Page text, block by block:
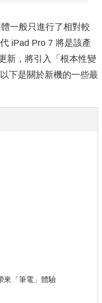
一般只進行了相對較
iPad Pro 7 將是該產
新，將引入「根本性變
下是關於新機的一些最
來「筆電」體驗